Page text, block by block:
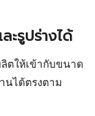
ะรูปร่างได้
ตให้เข้ากับขนาด
นได้ตรงตาม